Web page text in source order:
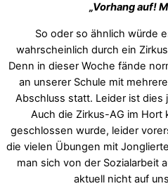
„Vorhang auf!
So oder so ähnlich würde
wahrscheinlich durch ein
Denn in dieser Woche fände
an unserer Schule mit
Abschluss statt. Leider ist dies
Auch die Zirkus-AG im Hort
geschlossen wurde, leider
die vielen Übungen mit
man sich von der Sozialarbeit
aktuell nicht auf